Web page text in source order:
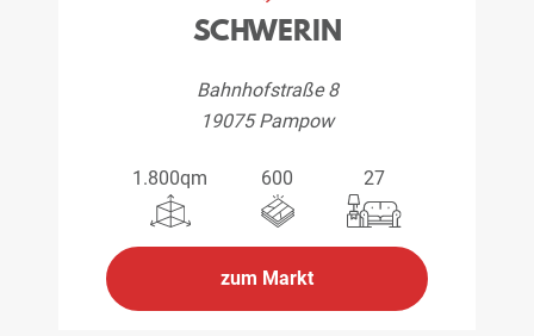
SCHWERIN
Bahnhofstraße 8
19075 Pampow
1.800qm 600 27
zum Markt